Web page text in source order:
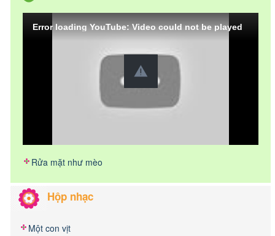
Error loading YouTube: Video could not be played
Rửa mặt như mèo
Hộp nhạc
Một con vịt